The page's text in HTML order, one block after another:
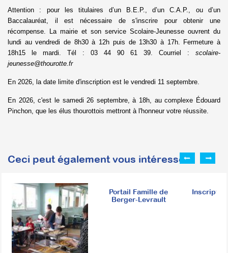
Attention : pour les titulaires d’un B.E.P., d’un C.A.P., ou d’un
Baccalauréat, il est nécessaire de s'inscrire pour obtenir une
récompense. La mairie et son service Scolaire-Jeunesse ouvrent du
lundi au vendredi de 8h30 à 12h puis de 13h30 à 17h. Fermeture à
18h15 le mardi. Tél : 03 44 90 61 39. Courriel : scolaire-
jeunesse@thourotte.fr
En 2026, la date limite d'inscription est le vendredi 11 septembre.
En 2026, c'est le samedi 26 septembre, à 18h, au complexe Édouard
Pinchon, que les élus thourottois mettront à l'honneur votre réussite.
Ceci peut également vous intéresser :
Portail Famille de
Berger-Levrault